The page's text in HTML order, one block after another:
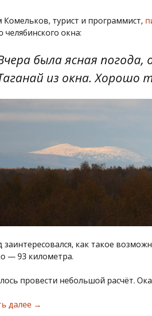
Комельков, турист и программист,
челябинского окна:
была ясная погода,
из окна. Хорошо
заинтересовался, как такое
— 93 километра.
провести небольшой расчёт.
далее Таганай
→